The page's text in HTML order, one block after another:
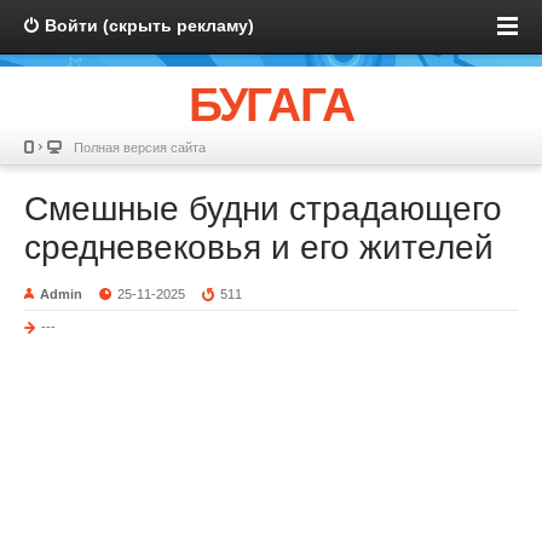
Войти (скрыть рекламу)
БУГАГА
Полная версия сайта
Смешные будни страдающего
средневековья и его жителей
Admin 25-11-2025 511
---